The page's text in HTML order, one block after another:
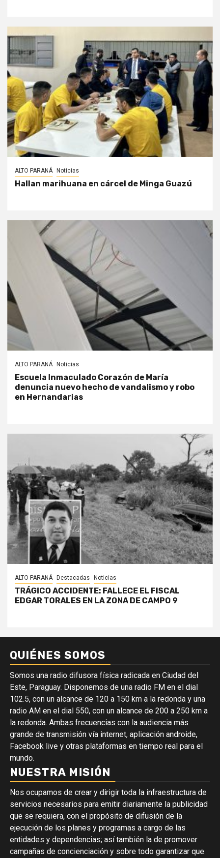
ALTO PARANÁ Noticias
Hallan marihuana en cárcel de Minga Guazú
ALTO PARANÁ Noticias
Escuela Inmaculado Corazón de María
denuncia nuevo hecho de vandalismo y robo
en Hernandarias
ALTO PARANÁ Destacadas Noticias
TRÁGICO ACCIDENTE: FALLECE EL FISCAL
EDGAR TORALES EN LA ZONA DE CAMPO 9
QUIÉNES SOMOS
Somos una radio difusora física radicada en Ciudad del
Este, Paraguay. Disponemos de una radio FM en el dial
102.5, con un alcance de 120 a 150 km a la redonda y una
radio AM en el dial 550, con un alcance de 200 a 250 km a
la redonda. Ambas frecuencias con la audiencia más
grande de transmisión vía internet, aplicación androide,
Facebook live y otras plataformas en tiempo real para el
mundo.
NUESTRA MISIÓN
Nos ocupamos de crear y dirigir toda la infraestructura de
servicios necesarios para emitir diariamente la publicidad
que se requiera, con el propósito de difusión de la
ejecución de los planes y programas a cargo de las
entidades y dependencias; así también la de promover
campañas de concienciación y sobre todo garantizar que